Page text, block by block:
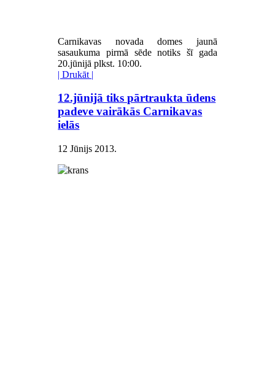
Carnikavas novada domes jaunā
sasaukuma pirmā sēde notiks šī gada
20.jūnijā plkst. 10:00.
| Drukāt |
12.jūnijā tiks pārtraukta ūdens
padeve vairākās Carnikavas
ielās
12 Jūnijs 2013.